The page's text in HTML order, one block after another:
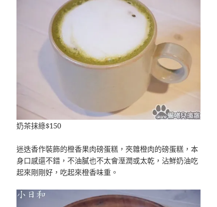
奶茶抹綠$150
迷迭香作裝飾的橙香果肉磅蛋糕，夾雜橙肉的磅蛋糕，本
身口感還不錯，不油膩也不太會溼潤或太乾，沾鮮奶油吃
起來剛剛好，吃起來橙香味重。